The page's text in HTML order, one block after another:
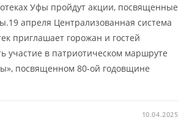
Уфы пройдут акции, посвященные
апреля Централизованная система
приглашает горожан и гостей
участие в патриотическом маршруте
посвященном 80-ой годовщине
10.04.2025